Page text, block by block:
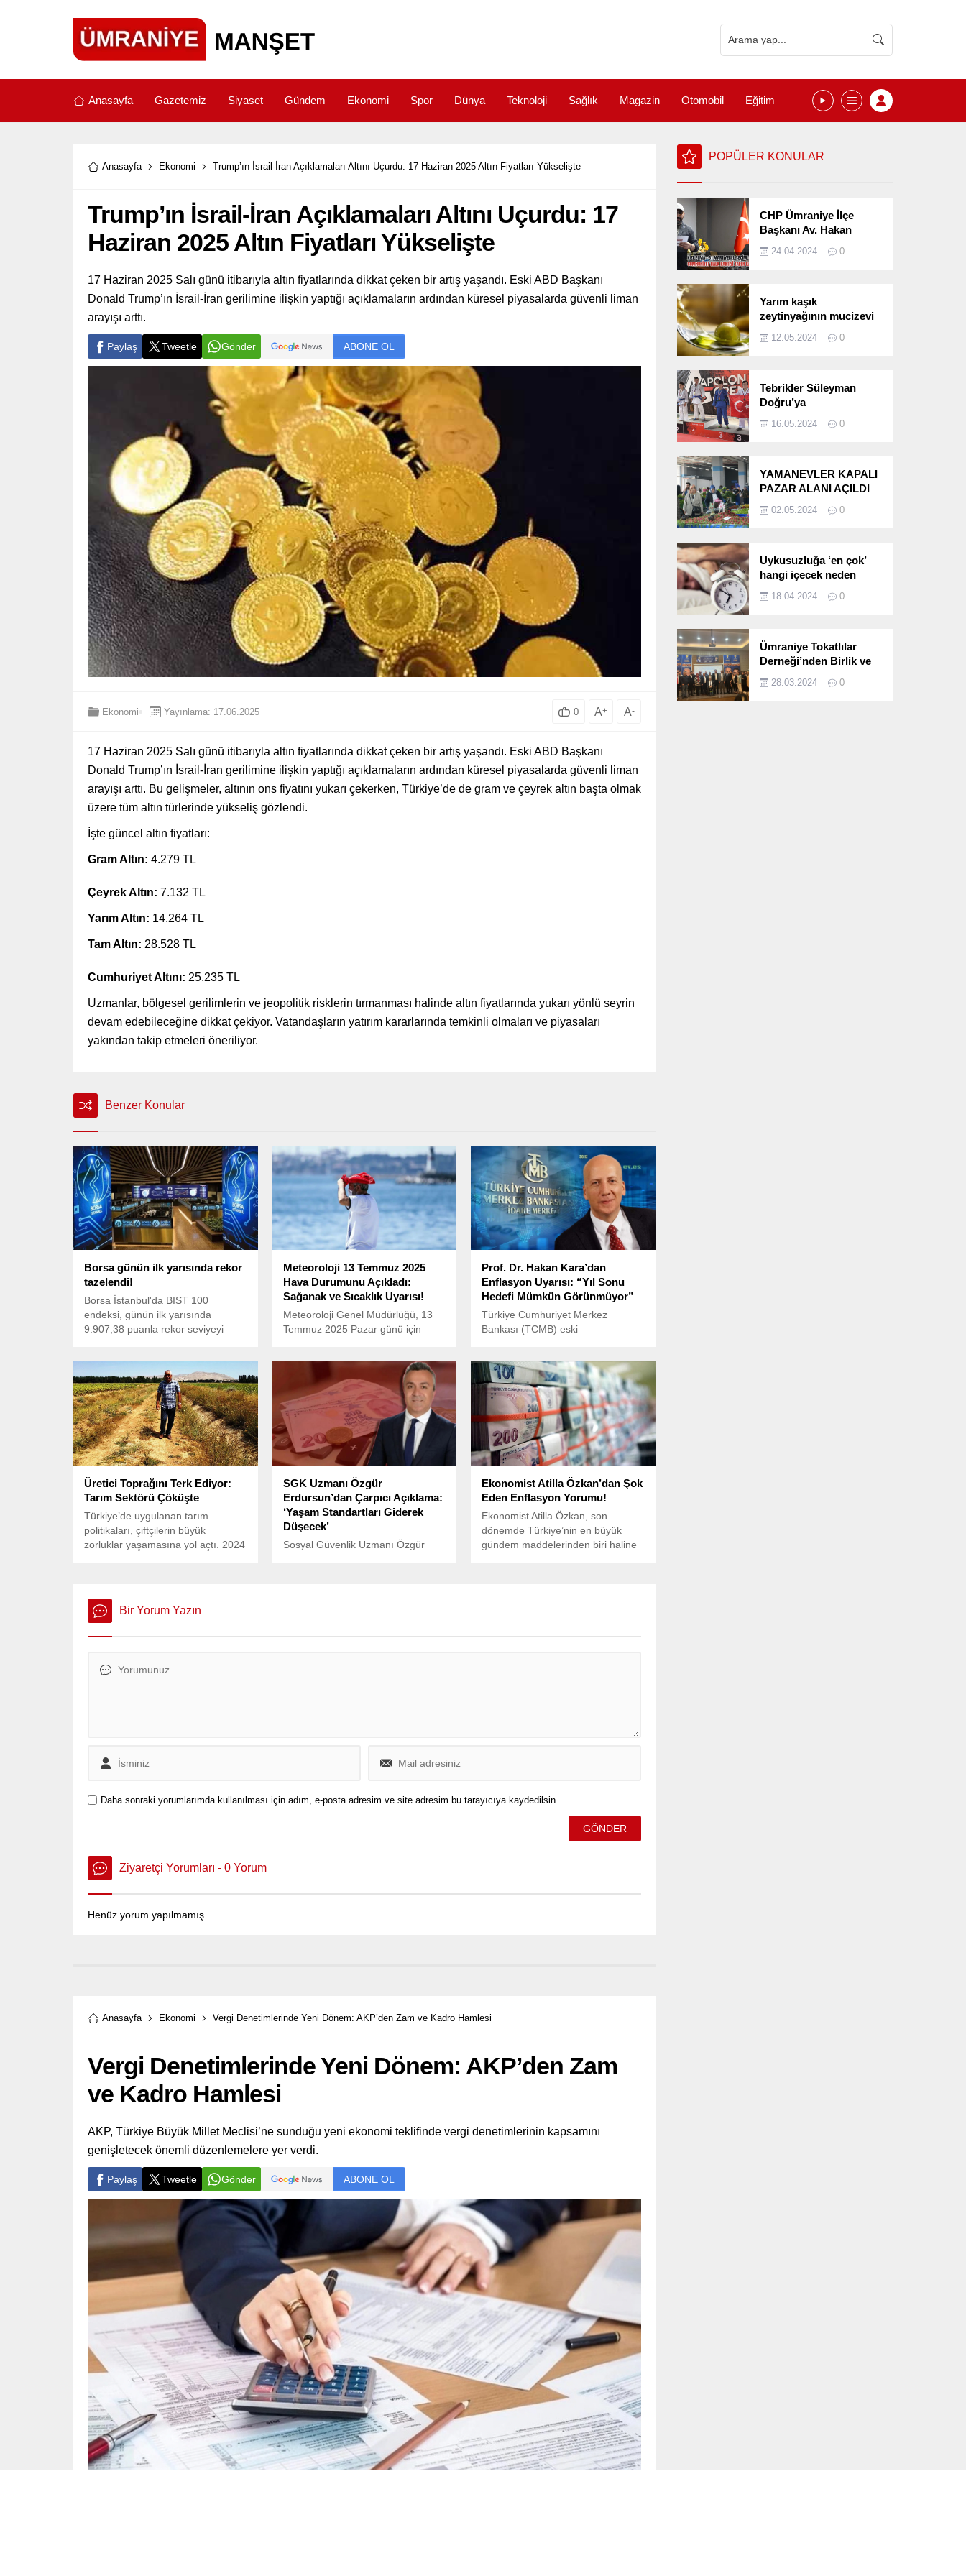
Anasayfa Gazetemiz Siyaset Gündem Ekonomi Spor Dünya Teknoloji Sağlık Magazin Otomobil Eğitim
Anasayfa Ekonomi Trump’ın İsrail-İran Açıklamaları Altını Uçurdu: 17 Haziran 2025 Altın Fiyatları Yükselişte
Trump’ın İsrail-İran Açıklamaları Altını Uçurdu: 17
Haziran 2025 Altın Fiyatları Yükselişte
17 Haziran 2025 Salı günü itibarıyla altın fiyatlarında dikkat çeken bir artış yaşandı. Eski ABD Başkanı
Donald Trump’ın İsrail-İran gerilimine ilişkin yaptığı açıklamaların ardından küresel piyasalarda güvenli liman
arayışı arttı.
Paylaş Tweetle Gönder ABONE OL
Ekonomi Yayınlama: 17.06.2025 0 A+ A-
17 Haziran 2025 Salı günü itibarıyla altın fiyatlarında dikkat çeken bir artış yaşandı. Eski ABD Başkanı
Donald Trump’ın İsrail-İran gerilimine ilişkin yaptığı açıklamaların ardından küresel piyasalarda güvenli liman
arayışı arttı. Bu gelişmeler, altının ons fiyatını yukarı çekerken, Türkiye’de de gram ve çeyrek altın başta olmak
üzere tüm altın türlerinde yükseliş gözlendi.
İşte güncel altın fiyatları:
Gram Altın: 4.279 TL
Çeyrek Altın: 7.132 TL
Yarım Altın: 14.264 TL
Tam Altın: 28.528 TL
Cumhuriyet Altını: 25.235 TL
Uzmanlar, bölgesel gerilimlerin ve jeopolitik risklerin tırmanması halinde altın fiyatlarında yukarı yönlü seyrin
devam edebileceğine dikkat çekiyor. Vatandaşların yatırım kararlarında temkinli olmaları ve piyasaları
yakından takip etmeleri öneriliyor.
Benzer Konular
Borsa günün ilk yarısında rekor
tazelendi!
Borsa İstanbul'da BIST 100
endeksi, günün ilk yarısında
9.907,38 puanla rekor seviyeyi
Meteoroloji 13 Temmuz 2025
Hava Durumunu Açıkladı:
Sağanak ve Sıcaklık Uyarısı!
Meteoroloji Genel Müdürlüğü, 13
Temmuz 2025 Pazar günü için
kesimlerinde parçalı ve yer yer çok
bulutlu bir gökyüzü beklenirken,
Orta ve Doğu Karadeniz kıyıları ile
Artvin çevrelerinde yerel sağanak
ve gök gürültülü sağanak yağışlar
görülecek. Diğer bölgelerde ise
hava genellikle az bulutlu...
Prof. Dr. Hakan Kara’dan
Enflasyon Uyarısı: “Yıl Sonu
Hedefi Mümkün Görünmüyor”
Türkiye Cumhuriyet Merkez
Bankası (TCMB) eski
hedefinin tutmasının mümkün
görünmediğini belirtti.
Üretici Toprağını Terk Ediyor:
Tarım Sektörü Çöküşte
Türkiye’de uygulanan tarım
politikaları, çiftçilerin büyük
zorluklar yaşamasına yol açtı. 2024
sebep oluyor.
SGK Uzmanı Özgür
Erdursun’dan Çarpıcı Açıklama:
‘Yaşam Standartları Giderek
Düşecek’
Sosyal Güvenlik Uzmanı Özgür
Ekonomist Atilla Özkan’dan Şok
Eden Enflasyon Yorumu!
Ekonomist Atilla Özkan, son
dönemde Türkiye’nin en büyük
gündem maddelerinden biri haline
Bir Yorum Yazın
Daha sonraki yorumlarımda kullanılması için adım, e-posta adresim ve site adresim bu tarayıcıya kaydedilsin.
Ziyaretçi Yorumları - 0 Yorum
Henüz yorum yapılmamış.
Anasayfa Ekonomi Vergi Denetimlerinde Yeni Dönem: AKP’den Zam ve Kadro Hamlesi
Vergi Denetimlerinde Yeni Dönem: AKP’den Zam
ve Kadro Hamlesi
AKP, Türkiye Büyük Millet Meclisi’ne sunduğu yeni ekonomi teklifinde vergi denetimlerinin kapsamını
genişletecek önemli düzenlemelere yer verdi.
Paylaş Tweetle Gönder ABONE OL
POPÜLER KONULAR
CHP Ümraniye İlçe
Başkanı Av. Hakan
Seçimlerini
24.04.2024 0
Yarım kaşık
zeytinyağının mucizevi
12.05.2024 0
Tebrikler Süleyman
Doğru’ya
16.05.2024 0
YAMANEVLER KAPALI
PAZAR ALANI AÇILDI
02.05.2024 0
Uykusuzluğa ‘en çok’
hangi içecek neden
18.04.2024 0
Ümraniye Tokatlılar
Derneği’nden Birlik ve
Programı
28.03.2024 0